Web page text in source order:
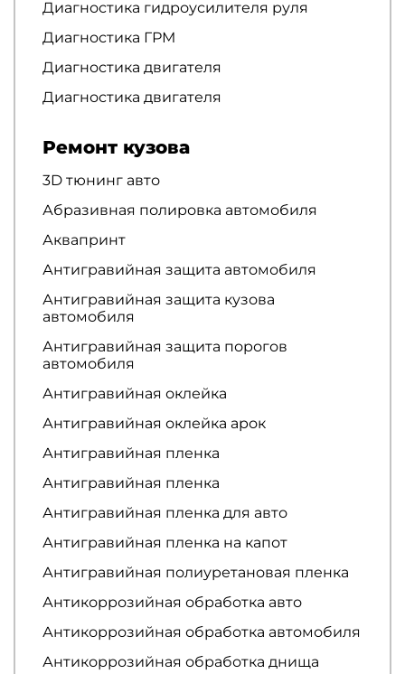
Диагностика гидроусилителя руля
Диагностика ГРМ
Диагностика двигателя
Диагностика двигателя
Ремонт кузова
3D тюнинг авто
Абразивная полировка автомобиля
Аквапринт
Антигравийная защита автомобиля
Антигравийная защита кузова
автомобиля
Антигравийная защита порогов
автомобиля
Антигравийная оклейка
Антигравийная оклейка арок
Антигравийная пленка
Антигравийная пленка
Антигравийная пленка для авто
Антигравийная пленка на капот
Антигравийная полиуретановая пленка
Антикоррозийная обработка авто
Антикоррозийная обработка автомобиля
Антикоррозийная обработка днища